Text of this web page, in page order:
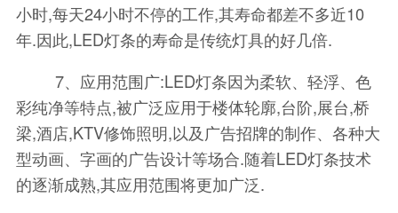
小时,每天24小时不停的工作,其寿命都差不多近10
年.因此,LED灯条的寿命是传统灯具的好几倍.
7、应用范围广:LED灯条因为柔软、轻浮、色
彩纯净等特点,被广泛应用于楼体轮廓,台阶,展台,桥
梁,酒店,KTV修饰照明,以及广告招牌的制作、各种大
型动画、字画的广告设计等场合.随着LED灯条技术
的逐渐成熟,其应用范围将更加广泛.